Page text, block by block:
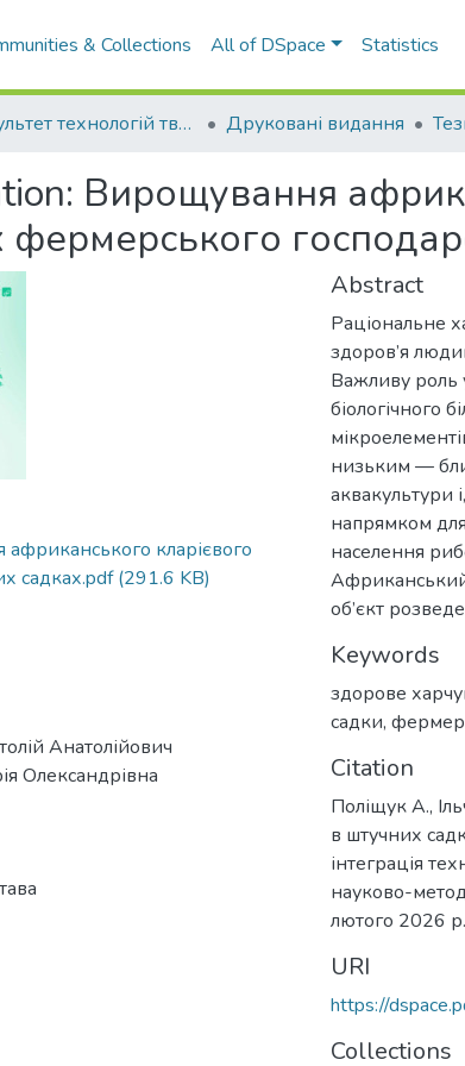
& Collections All of DSpace Statistics
Факультет технологій тваринництва та продовольства Друковані видання
Вирощування
фермерського
кларієвого
садках.pdf(291.6 KB)
Анатолійович
Олександрівна
Abstract
Раціональне
здоров’я
Важливу роль
біологічного
низьким —
аквакультури
напрямком
населення
об’єкт
Keywords
здорове
садки,
Citation
Поліщук А.,
в штучних
інтеграція
науково-
лютого 2026
URI
https://
Collections